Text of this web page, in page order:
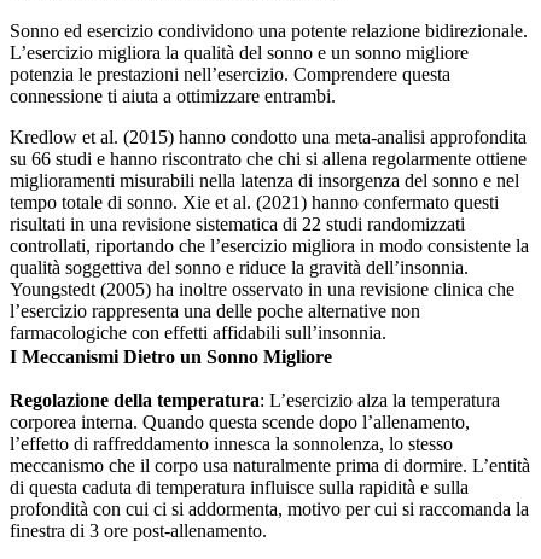
Sonno ed esercizio condividono una potente relazione bidirezionale.
L’esercizio migliora la qualità del sonno e un sonno migliore
potenzia le prestazioni nell’esercizio. Comprendere questa
connessione ti aiuta a ottimizzare entrambi.
Kredlow et al. (2015) hanno condotto una meta-analisi approfondita
su 66 studi e hanno riscontrato che chi si allena regolarmente ottiene
miglioramenti misurabili nella latenza di insorgenza del sonno e nel
tempo totale di sonno. Xie et al. (2021) hanno confermato questi
risultati in una revisione sistematica di 22 studi randomizzati
controllati, riportando che l’esercizio migliora in modo consistente la
qualità soggettiva del sonno e riduce la gravità dell’insonnia.
Youngstedt (2005) ha inoltre osservato in una revisione clinica che
l’esercizio rappresenta una delle poche alternative non
farmacologiche con effetti affidabili sull’insonnia.
I Meccanismi Dietro un Sonno Migliore
Regolazione della temperatura: L’esercizio alza la temperatura
corporea interna. Quando questa scende dopo l’allenamento,
l’effetto di raffreddamento innesca la sonnolenza, lo stesso
meccanismo che il corpo usa naturalmente prima di dormire. L’entità
di questa caduta di temperatura influisce sulla rapidità e sulla
profondità con cui ci si addormenta, motivo per cui si raccomanda la
finestra di 3 ore post-allenamento.